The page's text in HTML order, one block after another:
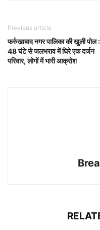
Previous article
फर्रुखाबाद नगर पालिका की खुली पोल :
48 घंटे से जलभराव में घिरे एक दर्जन
परिवार, लोगों में भारी आक्रोश